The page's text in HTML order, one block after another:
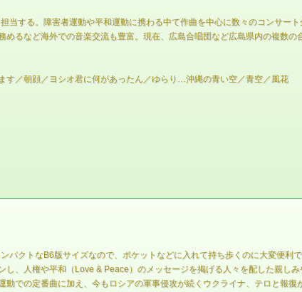
する。障害者運動や平和運動に携わる中て作曲を中心に数々のコンサー
るなど海外での音楽交流も豊富。現在、広島合唱団など広島県内の複数
す／朝顔／ヨシオ君に何があったん／ゆらり…沖縄の青い空／青空／風花
クトなB6版サイズなので、ポケットなどに入れて持ち歩くのに大変便利で
、人権や平和（Love & Peace）のメッセージを掲げる人々を配した親しみ
での定番曲に加え、今もロシアの軍事侵攻が続くウクライナ、テロと報